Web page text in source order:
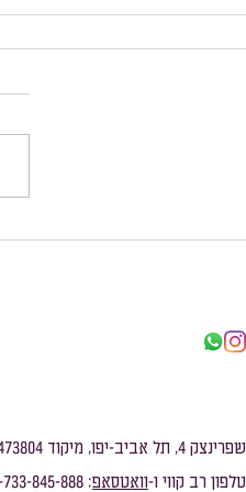
שפרינצק 4, תל אביב-יפו, מיקוד 6473804
טלפון רב קווי ו-וואטסאפ: 972-733-845-888+